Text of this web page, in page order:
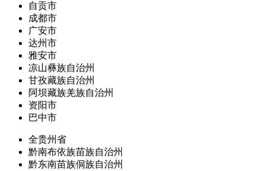
自贡市
成都市
广安市
达州市
雅安市
凉山彝族自治州
甘孜藏族自治州
阿坝藏族羌族自治州
资阳市
巴中市
全贵州省
黔南布依族苗族自治州
黔东南苗族侗族自治州